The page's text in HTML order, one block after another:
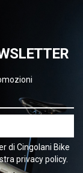
di Cingolani Bike
privacy policy.